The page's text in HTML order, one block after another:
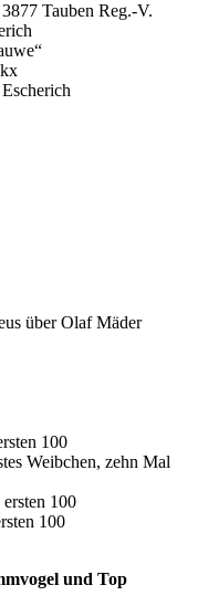
Tauben Reg.-V.
über Olaf Mäder
100
Weibchen, zehn Mal
100
100
und Top